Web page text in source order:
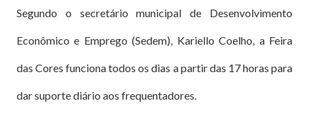
Segundo o secretário municipal de Desenvolvimento
Econômico e Emprego (Sedem), Kariello Coelho, a Feira
das Cores funciona todos os dias a partir das 17 horas para
dar suporte diário aos frequentadores.